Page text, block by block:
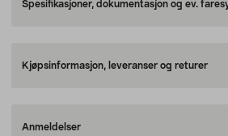
Spesifikasjoner, dokumentasjon og ev.
Kjøpsinformasjon, leveranser og returer
Anmeldelser